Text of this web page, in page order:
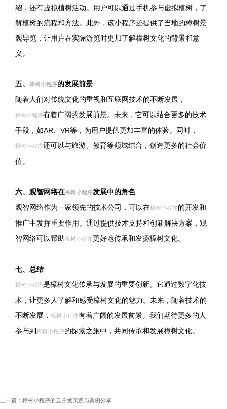
绍，还有虚拟植树活动。用户可以通过手机参与虚拟植树，了
解植树的流程和方法。此外，该小程序还提供了当地的樟树景
观导览，让用户在实际游览时更加了解樟树文化的背景和意
义。
五、 樟树小程序的发展前景
随着人们对传统文化的重视和互联网技术的不断发展，
樟树小程序有着广阔的发展前景。未来，它可以结合更多的技术
手段，如AR、VR等，为用户提供更加丰富的体验。同时，
樟树小程序还可以与旅游、教育等领域结合，创造更多的社会价
值。
六、观智网络在樟树小程序发展中的角色
观智网络作为一家领先的技术公司，可以在樟树小程序的开发和
推广中发挥重要作用。通过提供技术支持和创新解决方案，观
智网络可以帮助樟树小程序更好地传承和发扬樟树文化。
七、总结
樟树小程序是樟树文化传承与发展的重要创新。它通过数字化技
术，让更多人了解和感受樟树文化的魅力。未来，随着技术的
不断发展， 樟树小程序有着广阔的发展前景。我们期待更多的人
参与到 樟树小程序的探索之旅中，共同传承和发展樟树文化。
上一篇：樟树小程序的云开发实践与案例分享